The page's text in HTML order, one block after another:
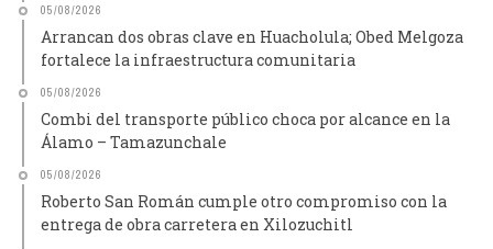
05/08/2026
Arrancan dos obras clave en Huacholula; Obed Melgoza
fortalece la infraestructura comunitaria
05/08/2026
Combi del transporte público choca por alcance en la
Álamo – Tamazunchale
05/08/2026
Roberto San Román cumple otro compromiso con la
entrega de obra carretera en Xilozuchitl